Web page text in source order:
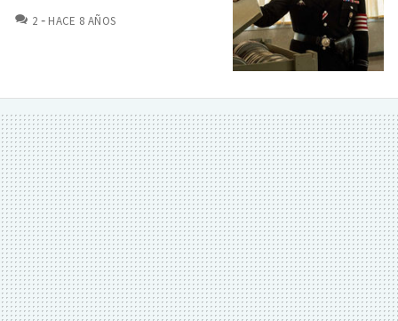
2 COMENTARIOS
HACE 8 AÑOS